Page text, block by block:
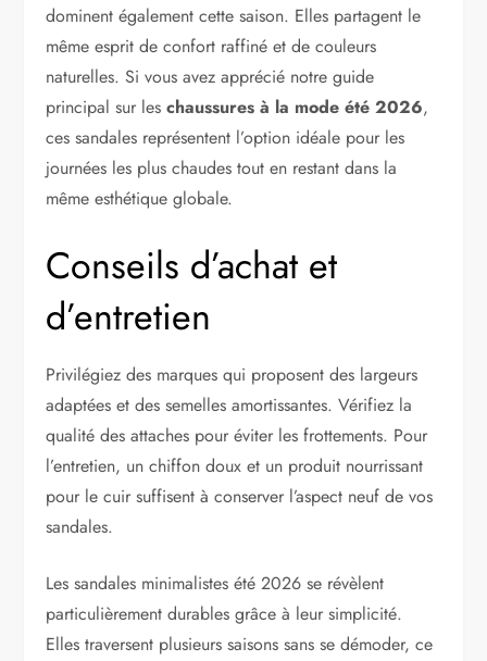
dominent également cette saison. Elles partagent le
même esprit de confort raffiné et de couleurs
naturelles. Si vous avez apprécié notre guide
principal sur leschaussures à la mode été 2026,
ces sandales représentent l’option idéale pour les
journées les plus chaudes tout en restant dans la
même esthétique globale.
Conseils d’achat et
d’entretien
Privilégiez des marques qui proposent des largeurs
adaptées et des semelles amortissantes. Vérifiez la
qualité des attaches pour éviter les frottements. Pour
l’entretien, un chiffon doux et un produit nourrissant
pour le cuir suffisent à conserver l’aspect neuf de vos
sandales.
Les sandales minimalistes été 2026 se révèlent
particulièrement durables grâce à leur simplicité.
Elles traversent plusieurs saisons sans se démoder, ce